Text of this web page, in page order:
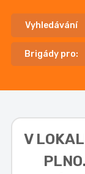
Vyhledávání
Brigády pro:
V